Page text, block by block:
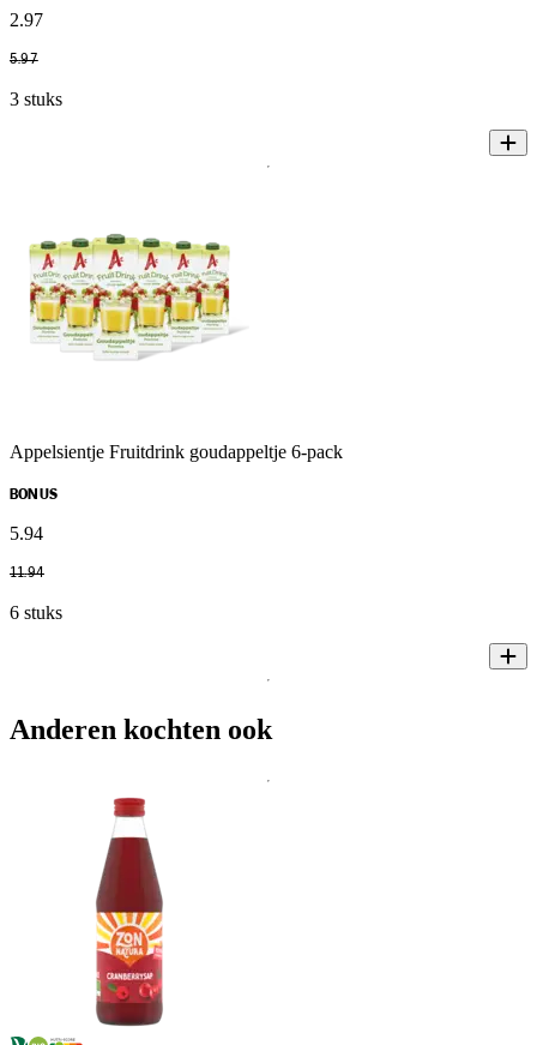
2.97
5.97
3 stuks
Appelsientje Fruitdrink goudappeltje 6-pack
BONUS
5.94
11.94
6 stuks
Anderen kochten ook